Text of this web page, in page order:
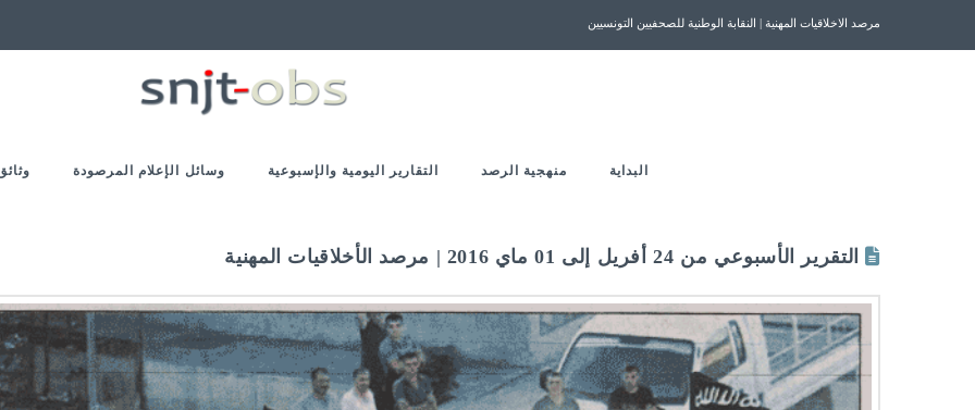
مرصد الاخلاقيات المهنية | النقابة الوطنية للصحفيين التونسيين
البداية منهجية الرصد التقارير اليومية والإسبوعية وسائل الإعلام المرصودة
التقرير الأسبوعي من 24 أفريل إلى 01 ماي 2016 | مرصد الأخلاقيات المهنية